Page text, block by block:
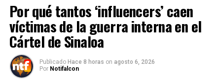
Por qué tantos ‘influencers’ caen
víctimas de la guerra interna en el
Cártel de Sinaloa
Publicado Hace 8 horas on agosto 6, 2026
Por Notifalcon